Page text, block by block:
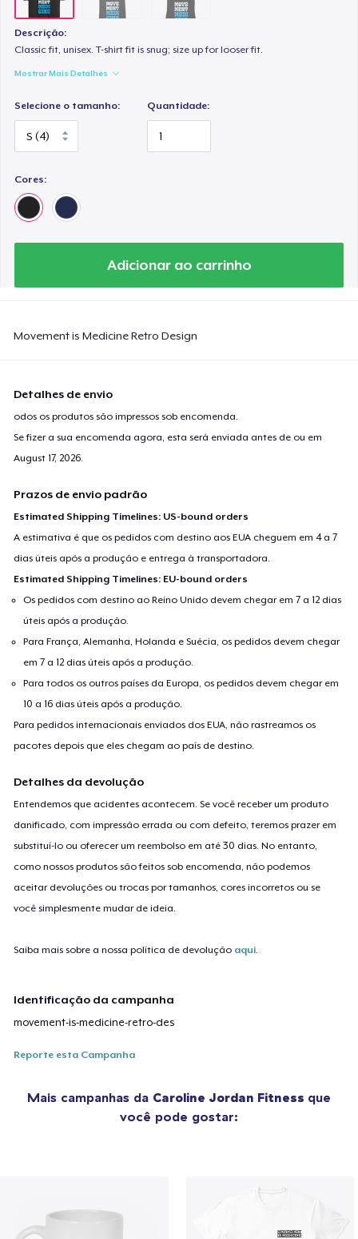
Descrição:
Classic fit, unisex. T-shirt fit is snug; size up for looser fit.
Mostrar Mais Detalhes
Selecione o tamanho: Quantidade:
Cores:
Adicionar ao carrinho
Movement is Medicine Retro Design
Detalhes de envio
odos os produtos são impressos sob encomenda.
Se fizer a sua encomenda agora, esta será enviada antes de ou em
August 17, 2026.
Prazos de envio padrão
Estimated Shipping Timelines: US-bound orders
A estimativa é que os pedidos com destino aos EUA cheguem em 4 a 7
dias úteis após a produção e entrega à transportadora.
Estimated Shipping Timelines: EU-bound orders
Os pedidos com destino ao Reino Unido devem chegar em 7 a 12 dias
úteis após a produção.
Para França, Alemanha, Holanda e Suécia, os pedidos devem chegar
em 7 a 12 dias úteis após a produção.
Para todos os outros países da Europa, os pedidos devem chegar em
10 a 16 dias úteis após a produção.
Para pedidos internacionais enviados dos EUA, não rastreamos os
pacotes depois que eles chegam ao país de destino.
Detalhes da devolução
Entendemos que acidentes acontecem. Se você receber um produto
danificado, com impressão errada ou com defeito, teremos prazer em
substituí-lo ou oferecer um reembolso em até 30 dias. No entanto,
como nossos produtos são feitos sob encomenda, não podemos
aceitar devoluções ou trocas por tamanhos, cores incorretos ou se
você simplesmente mudar de ideia.
Saiba mais sobre a nossa política de devolução aqui.
Identificação da campanha
movement-is-medicine-retro-des
Reporte esta Campanha
Mais campanhas da Caroline Jordan Fitness que
você pode gostar: